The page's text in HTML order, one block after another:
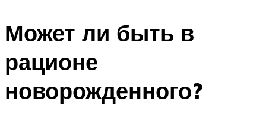
Может ли быть в
рационе
новорожденного?